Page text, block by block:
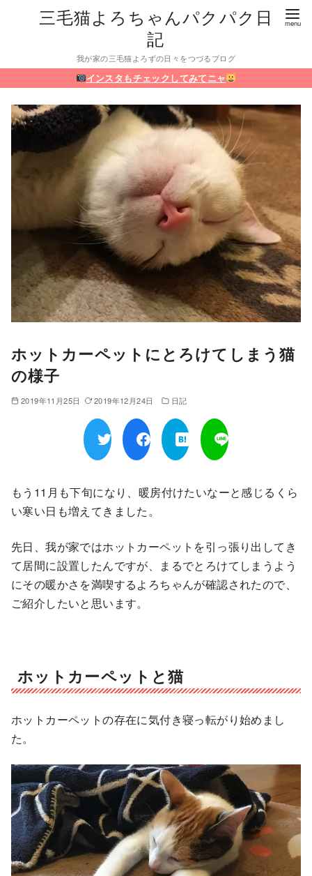
三毛猫よろちゃんパクパク日
記
我が家の三毛猫よろずの日々をつづるブログ
インスタもチェックしてみてニャ
ホットカーペットにとろけてしまう猫
の様子
2019年11月25日 2019年12月24日 日記
もう11月も下旬になり、暖房付けたいなーと感じるくら
い寒い日も増えてきました。
先日、我が家ではホットカーペットを引っ張り出してき
て居間に設置したんですが、まるでとろけてしまうよう
にその暖かさを満喫するよろちゃんが確認されたので、
ご紹介したいと思います。
ホットカーペットと猫
ホットカーペットの存在に気付き寝っ転がり始めまし
た。